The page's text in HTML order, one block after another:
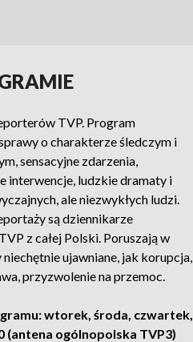
TVP. Program
o charakterze śledczym i
sensacyjne zdarzenia,
interwencje, ludzkie dramaty i
ale niezwykłych ludzi.
są dziennikarze
z całej Polski. Poruszają w
ujawniane, jak korupcja,
przyzwolenie na przemoc.
wtorek, środa, czwartek,
(antena ogólnopolska TVP3)